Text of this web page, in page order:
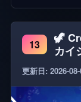
13
🦖
カイ
更新日: 2026-